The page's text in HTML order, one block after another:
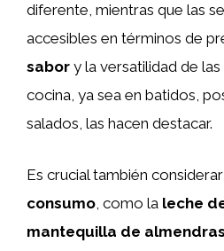
diferente, mientras que las
accesibles en términos de
sabor y la versatilidad de
cocina, ya sea en batidos,
salados, las hacen destacar.
Es crucial también
consumo , como la leche
mantequilla de almendras